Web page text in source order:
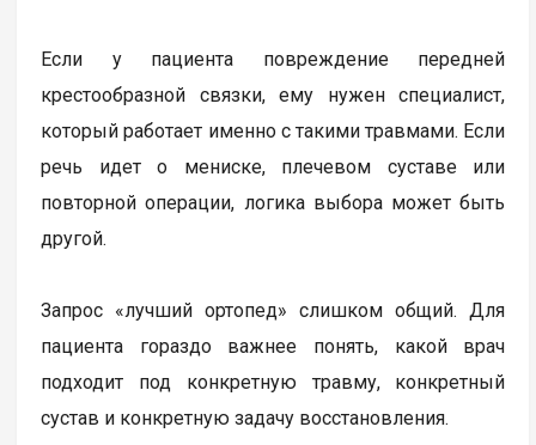
Если у пациента повреждение передней
крестообразной связки, ему нужен специалист,
который работает именно с такими травмами. Если
речь идет о мениске, плечевом суставе или
повторной операции, логика выбора может быть
другой.
Запрос «лучший ортопед» слишком общий. Для
пациента гораздо важнее понять, какой врач
подходит под конкретную травму, конкретный
сустав и конкретную задачу восстановления.